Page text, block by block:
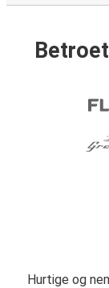
Hurtige og